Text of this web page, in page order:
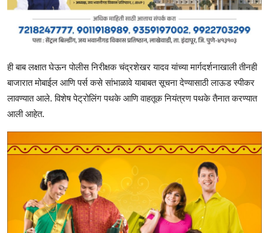
ही बाब लक्षात घेऊन पोलीस निरीक्षक चंद्रशेखर यादव यांच्या मार्गदर्शनाखाली तीनही
बाजारात मोबाईल आणि पर्स कसे सांभाळावे याबाबत सूचना देण्यासाठी लाऊड स्पीकर
लावण्यात आले. विशेष पेट्रोलिंग पथके आणि वाहतूक नियंत्रण पथके तैनात करण्यात
आली आहेत.